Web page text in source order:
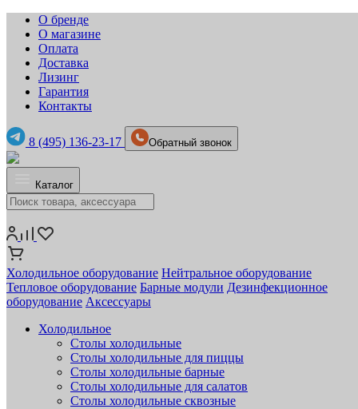
О бренде
О магазине
Оплата
Доставка
Лизинг
Гарантия
Контакты
8 (495) 136-23-17 Обратный звонок
Каталог
Холодильное оборудование Нейтральное оборудование
Тепловое оборудование Барные модули Дезинфекционное
оборудование Аксессуары
Холодильное
Столы холодильные
Столы холодильные для пиццы
Столы холодильные барные
Столы холодильные для салатов
Столы холодильные сквозные